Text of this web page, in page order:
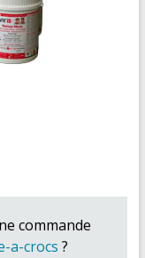
commande
a-crocs ?